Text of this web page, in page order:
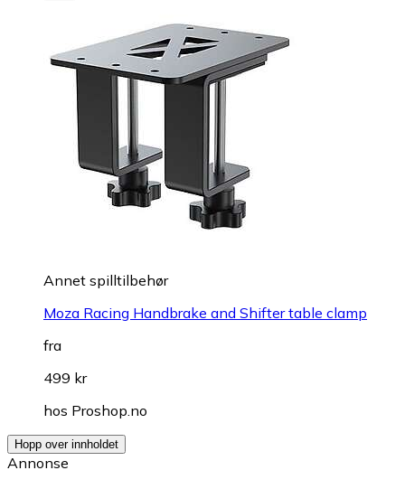
Annet spilltilbehør
Moza Racing Handbrake and Shifter table clamp
fra
499 kr
hos Proshop.no
Hopp over innholdet
Annonse